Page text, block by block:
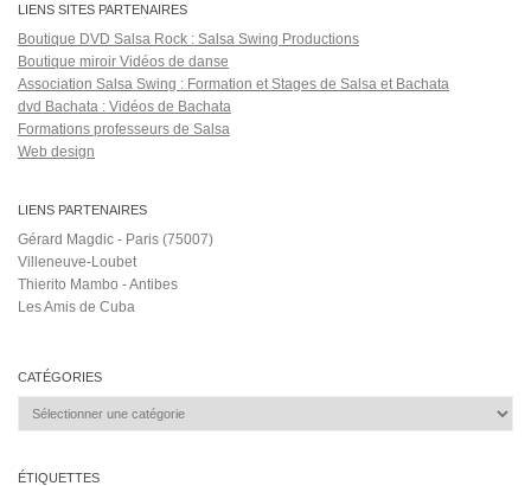
LIENS SITES PARTENAIRES
Boutique DVD Salsa Rock : Salsa Swing Productions
Boutique miroir Vidéos de danse
Association Salsa Swing : Formation et Stages de Salsa et Bachata
dvd Bachata : Vidéos de Bachata
Formations professeurs de Salsa
Web design
LIENS PARTENAIRES
Gérard Magdic - Paris (75007)
Villeneuve-Loubet
Thierito Mambo - Antibes
Les Amis de Cuba
CATÉGORIES
Catégories
ÉTIQUETTES